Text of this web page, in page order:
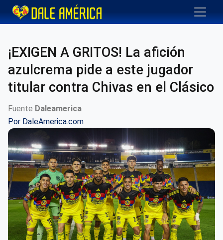
¡EXIGEN A GRITOS! La afición
azulcrema pide a este jugador
titular contra Chivas en el Clásico
Fuente Daleamerica
Por DaleAmerica.com